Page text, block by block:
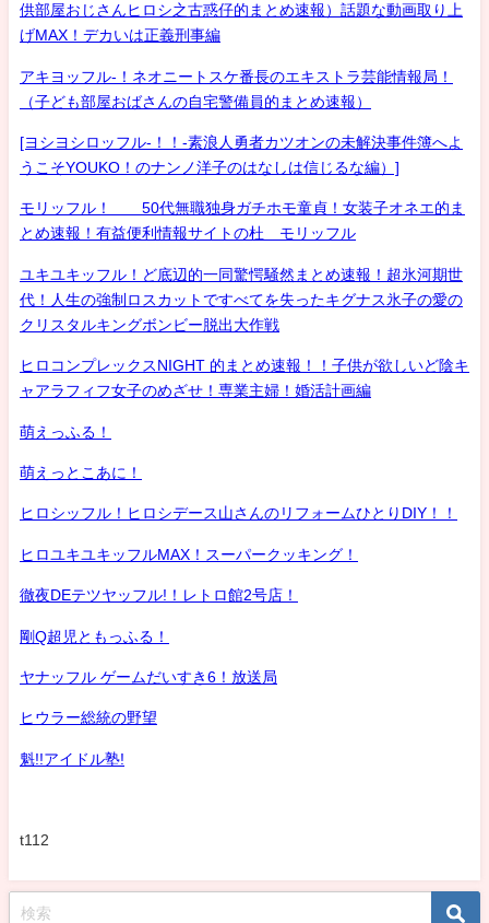
供部屋おじさんヒロシ之古惑仔的まとめ速報）話題な動画取り上
げMAX！デカいは正義刑事編
アキヨッフル-！ネオニートスケ番長のエキストラ芸能情報局！
（子ども部屋おばさんの自宅警備員的まとめ速報）
[ヨシヨシロッフル-！！-素浪人勇者カツオンの未解決事件簿へよ
うこそYOUKO！のナンノ洋子のはなしは信じるな編）]
モリッフル！ 50代無職独身ガチホモ童貞！女装子オネエ的ま
とめ速報！有益便利情報サイトの杜 モリッフル
ユキユキッフル！ど底辺的一同驚愕騒然まとめ速報！超氷河期世
代！人生の強制ロスカットですべてを失ったキグナス氷子の愛の
クリスタルキングボンビー脱出大作戦
ヒロコンプレックスNIGHT 的まとめ速報！！子供が欲しいど陰キ
ャアラフィフ女子のめざせ！専業主婦！婚活計画編
萌えっふる！
萌えっとこあに！
ヒロシッフル！ヒロシデース山さんのリフォームひとりDIY！！
ヒロユキユキッフルMAX！スーパークッキング！
徹夜DEテツヤッフル!！レトロ館2号店！
剛Q超児ともっふる！
ヤナッフル ゲームだいすき6！放送局
ヒウラー総統の野望
魁!!アイドル塾!
t112